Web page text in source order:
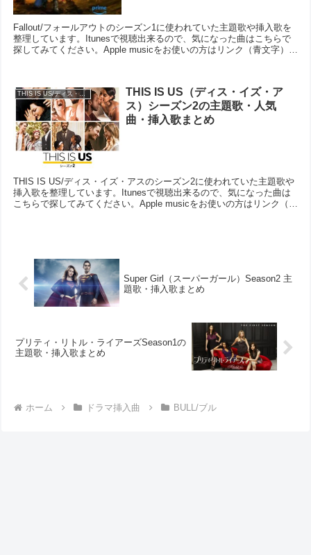
Fallout/フォールアウトのシーズン1に使われていた主題歌や挿入歌を
整理しています。Itunesで視聴出来るので、気になった曲はこちらで
探してみてください。Apple musicをお使いの方はリンク（青文字）を
THIS IS US/ディス・イズ・アス
THIS IS US（ディス・イズ・ア
ス）シーズン2の主題歌・人気
曲・挿入歌まとめ
THIS IS US/ディス・イズ・アスのシーズン2に使われていた主題歌や
挿入歌を整理しています。Itunesで視聴出来るので、気になった曲は
こちらで探してみてください。Apple musicをお使いの方はリンク（青
Super Girl（スーパーガール）Season2 主
題歌・挿入歌まとめ
プリティ・リトル・ライアーズSeason1の
主題歌・挿入歌まとめ
ホーム ドラマ挿入曲 BULL/ブル